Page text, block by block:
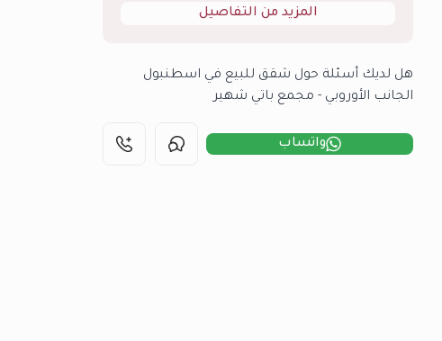
المزيد من التفاصيل
هل لديك أسئلة حول شقق للبيع في اسطنبول
الجانب الأوروبي - مجمع باتي شهير
واتساب